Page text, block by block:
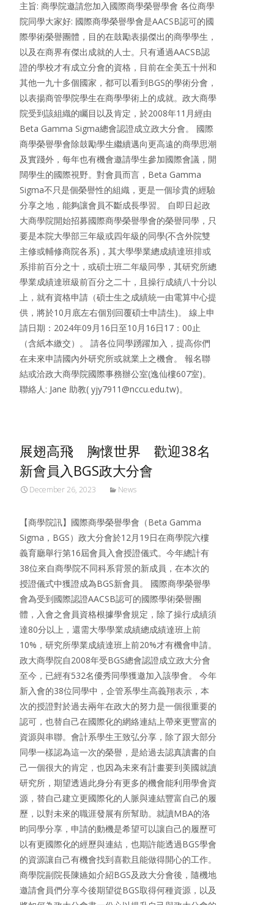
主旨: 商學院邀請您加入國際商學榮譽學會 各位商學
院同學大家好: 國際商學榮譽學會是AACSB認可的國
際學術榮譽團體，目的在鼓勵表揚傑出的商學學生，
以及在商界有傑出成就的人士。只有通過AACSB認
證的學校才有成立分會的資格，目前在全美五十州和
其他一九十多個國家，都可以看到BGS的學術分會，
以表揚商管學院學生在商學學術上的成就。政大商學
院受到該組織的矚目以及肯定，於2008年11月經由
Beta Gamma Sigma總會認證成立政大分會。 國際
商學榮譽學會除鼓勵學生繼續邁向更高遠的商學思潮
及實踐外，每年也有機會邀請學生參加國際會議，開
闊學生的國際視野。對會員而言，Beta Gamma
Sigma不只是個榮譽性的組織，更是一個珍貴的經驗
分享之地，能夠讓會員不斷成長學習。 自即日起政
大商學院開始招募國際商學榮譽學會的榮譽同學，只
要是本院大學部三年級或四年級的同學(不含外院雙
主修或輔修商院各系)，其大學學業總成績達班排或
系排前百分之十，或碩士班二年級同學，其研究所總
學業成績達班級前百分之二十，且操行成績八十分以
上，就有資格申請（碩士生之成績統一由電算中心提
供，將於10月底左右個別回覆碩士申請生)。 線上申
請日期：2024年09月16日至10月16日17：00止
（含紙本繳交）。 請各位同學踴躍加入，提高你們
在未來申請國內外研究所或就業上之機會。 報名聯
結或洽政大商學院國際事務辦公室(逸仙樓607室)。
聯絡人: Jane 助教( yjy7911@nccu.edu.tw)。
展翅高飛 胸懷世界 歡迎38名
新會員入BGS政大分會
December 26, 2023 News
【商學院訊】國際商學榮譽學會（Beta Gamma
Sigma，BGS）政大分會於12月19日在商學院六樓
義育廳舉行第16屆會員入會授證儀式。今年總計有
38位來自商學院不同科系背景的新成員，在本次的
授證儀式中獲證成為BGS新會員。 國際商學榮譽學
會為受到國際認證AACSB認可的國際學術榮譽團
體，入會之會員資格根據學會規定，除了操行成績須
達80分以上，還需大學學業成績總成績達班上前
10%，研究所學業成績達班上前20%才有機會申請。
政大商學院自2008年受BGS總會認證成立政大分會
至今，已經有532名優秀同學獲邀加入該學會。 今年
新入會的38位同學中，企管系學生高義翔表示，本
次的授證對於過去兩年在政大的努力是一個很重要的
認可，也替自己在國際化的網絡連結上帶來更豐富的
資源與串聯。會計系學生王致弘分享，除了跟大部分
同學一樣認為這一次的榮譽，是給過去認真讀書的自
己一個很大的肯定，也因為未來有計畫要到美國就讀
研究所，期望透過此身分有更多的機會能利用學會資
源，替自己建立更國際化的人脈與連結豐富自己的履
歷，以對未來的職涯發展有所幫助。就讀MBA的洛
昀同學分享，申請的動機是希望可以讓自己的履歷可
以有更國際化的經歷與連結，也期許能透過BGS學會
的資源讓自己有機會找到喜歡且能做得開心的工作。
商學院副院長陳嬿如介紹BGS及政大分會後，隨機地
邀請會員們分享今後期望從BGS取得何種資源，以及